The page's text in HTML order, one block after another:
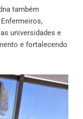
também
universidades e
e fortalecendo